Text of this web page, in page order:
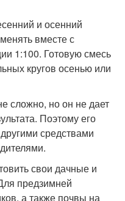
и осенний
вместе с
1:100. Готовую смесь
кругов осенью или
сложно, но он не дает
Поэтому его
средствами
свои дачные и
предзимней
а также почвы на